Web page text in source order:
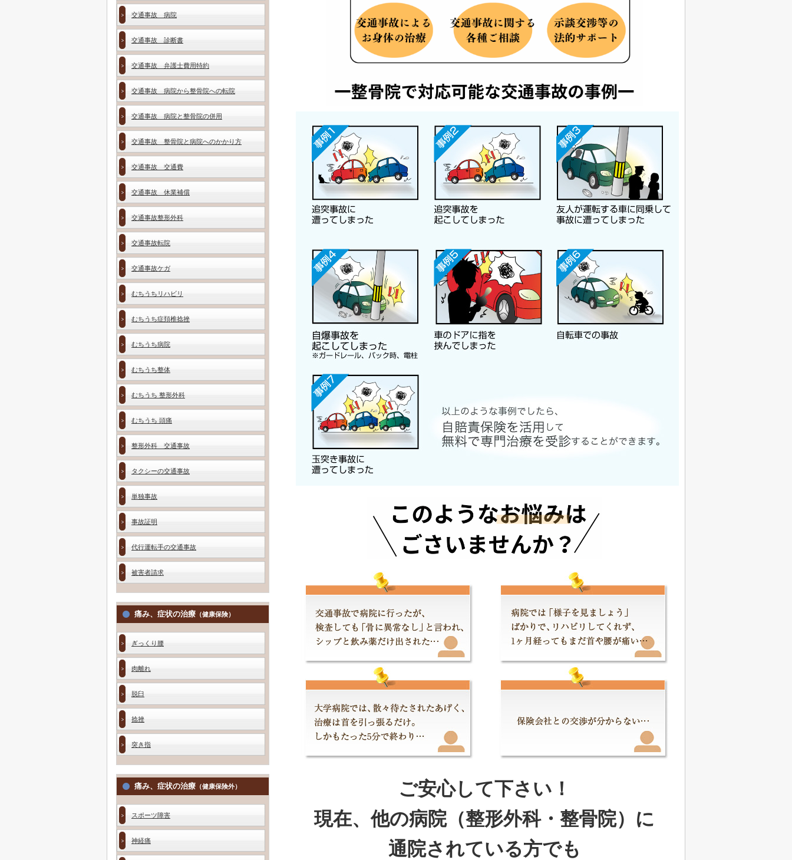
ご安心して下さい！
現在、他の病院（整形外科・整骨院）に
通院されている方でも
交通事故 病院
交通事故 診断書
交通事故 弁護士費用特約
交通事故 病院から整骨院への転院
交通事故 病院と整骨院の併用
交通事故 整骨院と病院へのかかり方
交通事故 交通費
交通事故 休業補償
交通事故整形外科
交通事故転院
交通事故ケガ
むちうちリハビリ
むちうち症頚椎捻挫
むちうち病院
むちうち整体
むちうち 整形外科
むちうち 頭痛
整形外科 交通事故
タクシーの交通事故
単独事故
事故証明
代行運転手の交通事故
被害者請求
痛み、症状の治療 （健康保険）
ぎっくり腰
肉離れ
脱臼
捻挫
突き指
痛み、症状の治療 （健康保険外）
スポーツ障害
神経痛